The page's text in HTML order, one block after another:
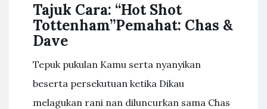
Tajuk Cara: “Hot Shot
Tottenham”Pemahat: Chas &
Dave
Tepuk pukulan Kamu serta nyanyikan
beserta persekutuan ketika Dikau
melagukan rani nan diluncurkan sama Chas